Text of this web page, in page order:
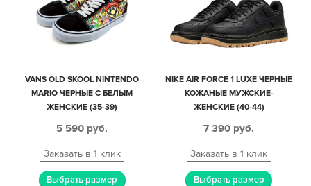
VANS OLD SKOOL NINTENDO
MARIO ЧЕРНЫЕ С БЕЛЫМ
ЖЕНСКИЕ (35-39)
5 590 руб.
Заказать в 1 клик
Выбрать размер
NIKE AIR FORCE 1 LUXE ЧЕРНЫЕ
КОЖАНЫЕ МУЖСКИЕ-
ЖЕНСКИЕ (40-44)
7 390 руб.
Заказать в 1 клик
Выбрать размер